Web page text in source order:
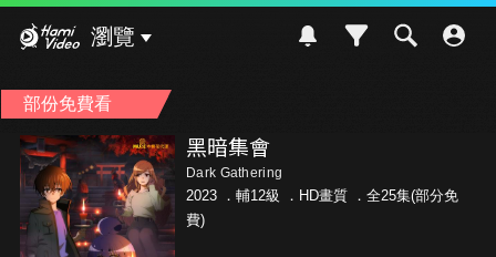
瀏覽
部份免費看
黑暗集會
Dark Gathering
2023 ． 輔12級
．HD畫質 ．全25集(部分免
費)